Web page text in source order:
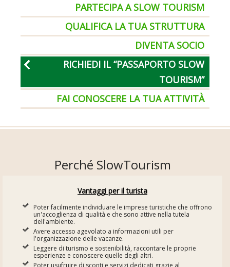
PARTECIPA A SLOW TOURISM
QUALIFICA LA TUA STRUTTURA
DIVENTA SOCIO
RICHIEDI IL “PASSAPORTO SLOW
TOURISM”
FAI CONOSCERE LA TUA ATTIVITÀ
Perché SlowTourism
Vantaggi per il turista
Poter facilmente individuare le imprese turistiche che offrono
un'accoglienza di qualità e che sono attive nella tutela
dell'ambiente.
Avere accesso agevolato a informazioni utili per
l'organizzazione delle vacanze.
Leggere di turismo e sostenibilità, raccontare le proprie
esperienze e conoscere quelle degli altri.
Poter usufruire di sconti e servizi dedicati grazie al